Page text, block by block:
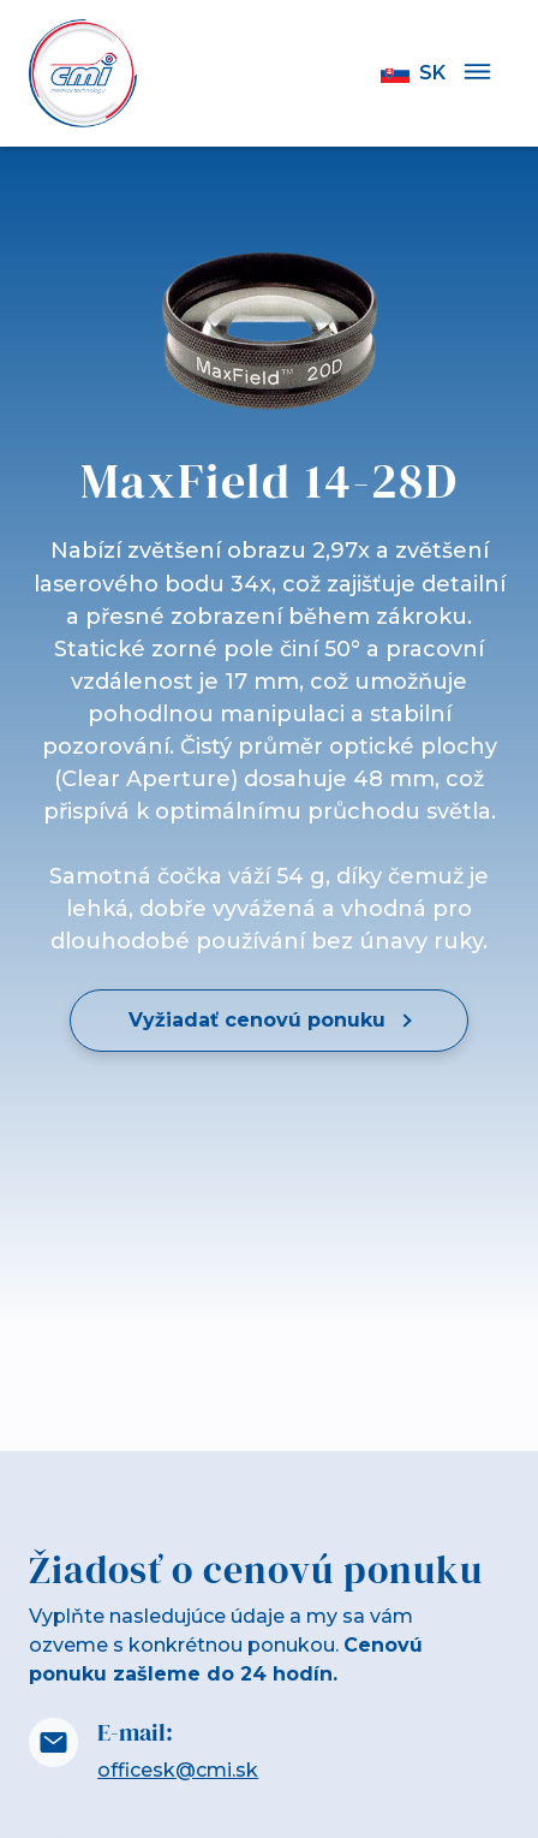
SK
MaxField 14-28D
Nabízí zvětšení obrazu 2,97x a zvětšení
laserového bodu 34x, což zajišťuje detailní
a přesné zobrazení během zákroku.
Statické zorné pole činí 50° a pracovní
vzdálenost je 17 mm, což umožňuje
pohodlnou manipulaci a stabilní
pozorování. Čistý průměr optické plochy
(Clear Aperture) dosahuje 48 mm, což
přispívá k optimálnímu průchodu světla.
Samotná čočka váží 54 g, díky čemuž je
lehká, dobře vyvážená a vhodná pro
dlouhodobé používání bez únavy ruky.
Vyžiadať cenovú ponuku
Žiadosť o cenovú ponuku
Vyplňte nasledujúce údaje a my sa vám
ozveme s konkrétnou ponukou. Cenovú
ponuku zašleme do 24 hodín.
E-mail:
officesk@cmi.sk